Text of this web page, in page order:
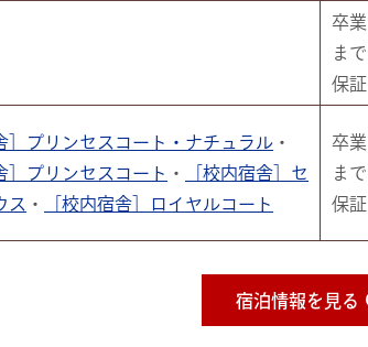
卒業
まで
保証
］プリンセスコート・ナチュラル ・
］プリンセスコート ・
［校内宿舎］セ
ス ・ ［校内宿舎］ロイヤルコート
卒業
まで
保証
宿泊情報を見る